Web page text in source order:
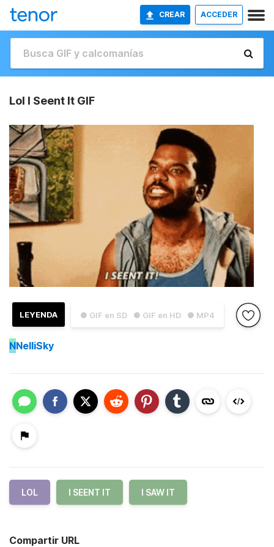
CREAR ACCEDER
Lol I Seent It GIF
● GIF en SD ● GIF en HD ● MP4
LEYENDA
NNelliSky
LOL I SEENT IT I SAW IT
Compartir URL